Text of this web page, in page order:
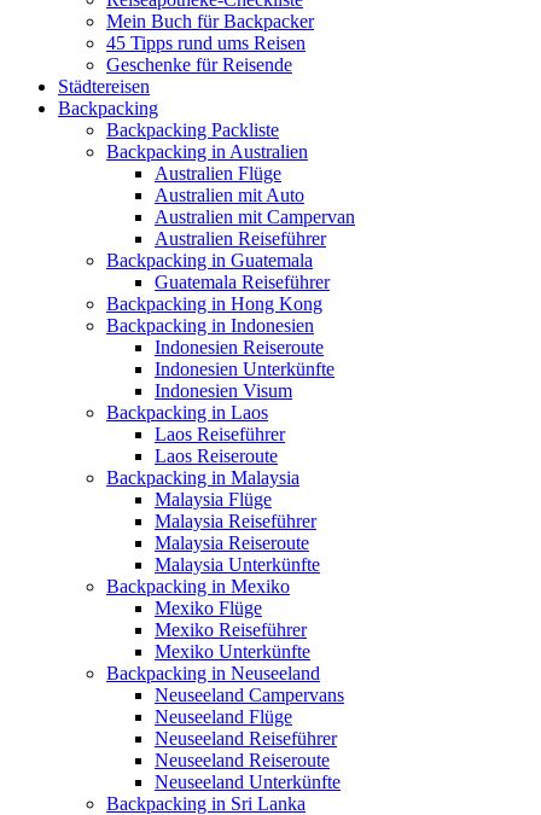
Mein Buch für Backpacker
45 Tipps rund ums Reisen
Geschenke für Reisende
Städtereisen
Backpacking
Backpacking Packliste
Backpacking in Australien
Australien Flüge
Australien mit Auto
Australien mit Campervan
Australien Reiseführer
Backpacking in Guatemala
Guatemala Reiseführer
Backpacking in Hong Kong
Backpacking in Indonesien
Indonesien Reiseroute
Indonesien Unterkünfte
Indonesien Visum
Backpacking in Laos
Laos Reiseführer
Laos Reiseroute
Backpacking in Malaysia
Malaysia Flüge
Malaysia Reiseführer
Malaysia Reiseroute
Malaysia Unterkünfte
Backpacking in Mexiko
Mexiko Flüge
Mexiko Reiseführer
Mexiko Unterkünfte
Backpacking in Neuseeland
Neuseeland Campervans
Neuseeland Flüge
Neuseeland Reiseführer
Neuseeland Reiseroute
Neuseeland Unterkünfte
Backpacking in Sri Lanka